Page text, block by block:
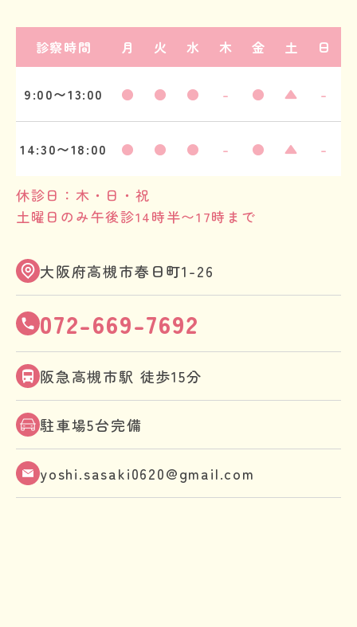
診察時間 月 火 水 木 金 土 日
9:00〜13:00 ● ● ● - ● ▲ -
14:30〜18:00 ● ● ● - ● ▲ -
休診日：木・日・祝
土曜日のみ午後診14時半〜17時まで
大阪府高槻市春日町1-26
072-669-7692
阪急高槻市駅 徒歩15分
駐車場5台完備
yoshi.sasaki0620@gmail.com